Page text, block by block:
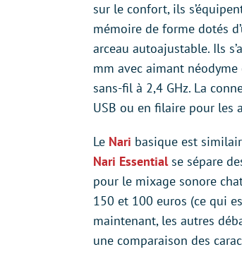
sur le confort, ils
mémoire de forme dotés
arceau autoajustable. Ils
mm avec aimant
sans-fil à 2,4 GHz. La
USB ou en filaire pour les
Le Nari basique est
Nari Essentialse sépare
pour le mixage sonore
150 et 100 euros (ce qui
maintenant, les autres
une comparaison des